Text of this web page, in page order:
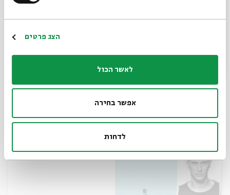
הצג פרטים
לאשר הכול
אפשר בחירה
לדחות